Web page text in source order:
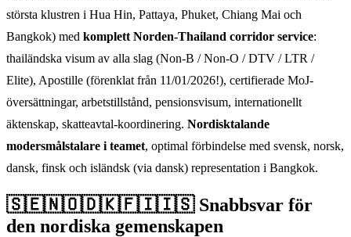
största klustren i Hua Hin, Pattaya, Phuket, Chiang Mai och
Bangkok) med komplett Norden-Thailand corridor service:
thailändska visum av alla slag (Non-B / Non-O / DTV / LTR /
Elite), Apostille (förenklat från 11/01/2026!), certifierade MoJ-
översättningar, arbetstillstånd, pensionsvisum, internationellt
äktenskap, skatteavtal-koordinering. Nordisktalande
modersmålstalare i teamet, optimal förbindelse med svensk, norsk,
dansk, finsk och isländsk (via dansk) representation i Bangkok.
🇸🇪🇳🇴🇩🇰🇫🇮🇮🇸 Snabbsvar för
den nordiska gemenskapen